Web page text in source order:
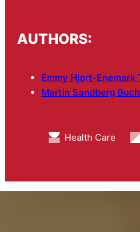
AUTHORS:
Emmy Hjort-Enemark
Martin Sandberg Buch
Health Care